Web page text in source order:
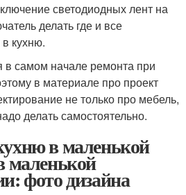
светодиодных лент на
делать где и все
кухню.
в самом начале ремонта при
в материале про проект
не только про мебель,
делать самостоятельно.
в маленькой
маленькой
фото дизайна